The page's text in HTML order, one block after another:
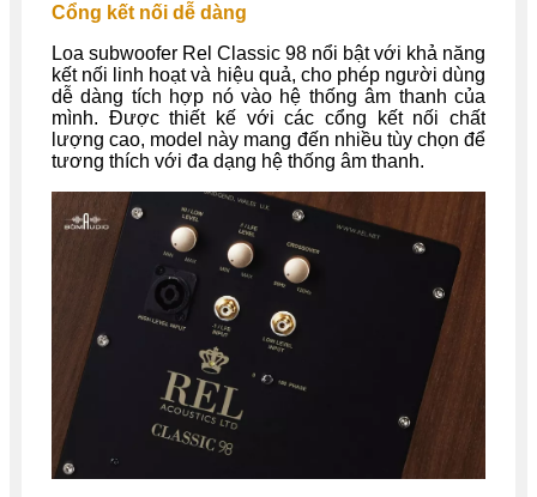
Cổng kết nối dễ dàng
Loa subwoofer Rel Classic 98 nổi bật với khả năng
kết nối linh hoạt và hiệu quả, cho phép người dùng
dễ dàng tích hợp nó vào hệ thống âm thanh của
mình. Được thiết kế với các cổng kết nối chất
lượng cao, model này mang đến nhiều tùy chọn để
tương thích với đa dạng hệ thống âm thanh.